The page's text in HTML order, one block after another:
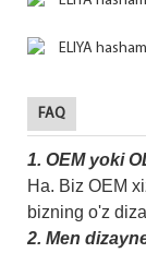
FAQ
1. OEM yoki
Ha. Biz OEM
bizning o'z
2. Men